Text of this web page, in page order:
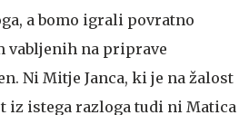
a bomo igrali povratno
vabljenih na priprave
Ni Mitje Janca, ki je na žalost
iz istega razloga tudi ni Matica